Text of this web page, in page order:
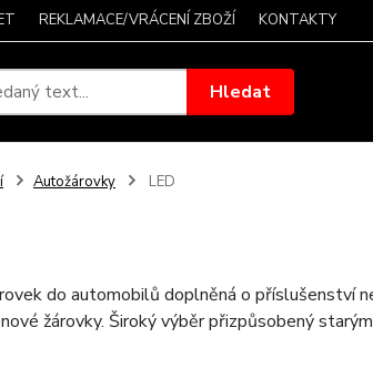
REKLAMACE/VRÁCENÍ ZBOŽÍ KONTAKTY
Hledat
Autožárovky LED
do automobilů doplněná o příslušenství
žárovky. Široký výběr přizpůsobený